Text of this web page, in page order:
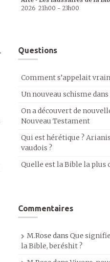
2026 21h00 - 23h00
Questions
Comment s’appelait
Un nouveau schisme
On a découvert de
Nouveau Testament
Qui est hérétique ?
vaudois ?
Quelle est la Bible la plus
Commentaires
M.Rose dans Que
la Bible, beréshit ?